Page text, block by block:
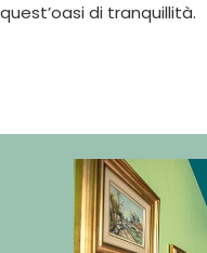
quest’oasi di tranquillità.